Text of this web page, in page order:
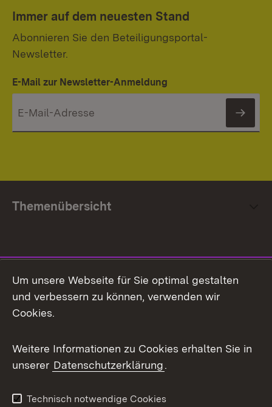
Immer auf dem neuesten Stand
Abonnieren Sie den Beteiligungsportal-
Newsletter.
E-Mail zur Newsletter-Anmeldung
Themenübersicht
Facebook
X / Twitter
Youtube
Um unsere Webseite für Sie optimal gestalten
und verbessern zu können, verwenden wir
Cookies.
Weitere Informationen zu Cookies erhalten Sie in
unserer Datenschutzerklärung.
Technisch notwendige Cookies